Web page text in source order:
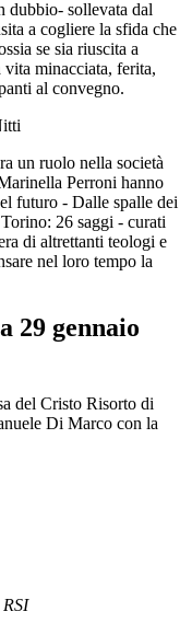
dubbio- sollevata dal
a cogliere la sfida che
se sia riuscita a
minacciata, ferita,
al convegno.
un ruolo nella società
Perroni hanno
futuro - Dalle spalle dei
26 saggi - curati
di altrettanti teologi e
nel loro tempo la
29 gennaio
del Cristo Risorto di
Di Marco con la